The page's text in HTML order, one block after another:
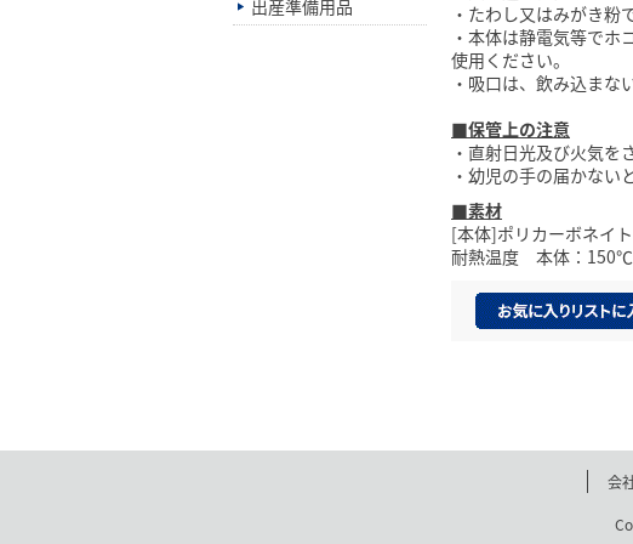
・たわし又はみがき粉
・本体は静電気等で
使用ください。
・吸口は、飲み込まな
■保管上の注意
・直射日光及び火気を
・幼児の手の届かない
■素材
[本体]ポリカーボネ
耐熱温度 本体：
出産準備用品
会